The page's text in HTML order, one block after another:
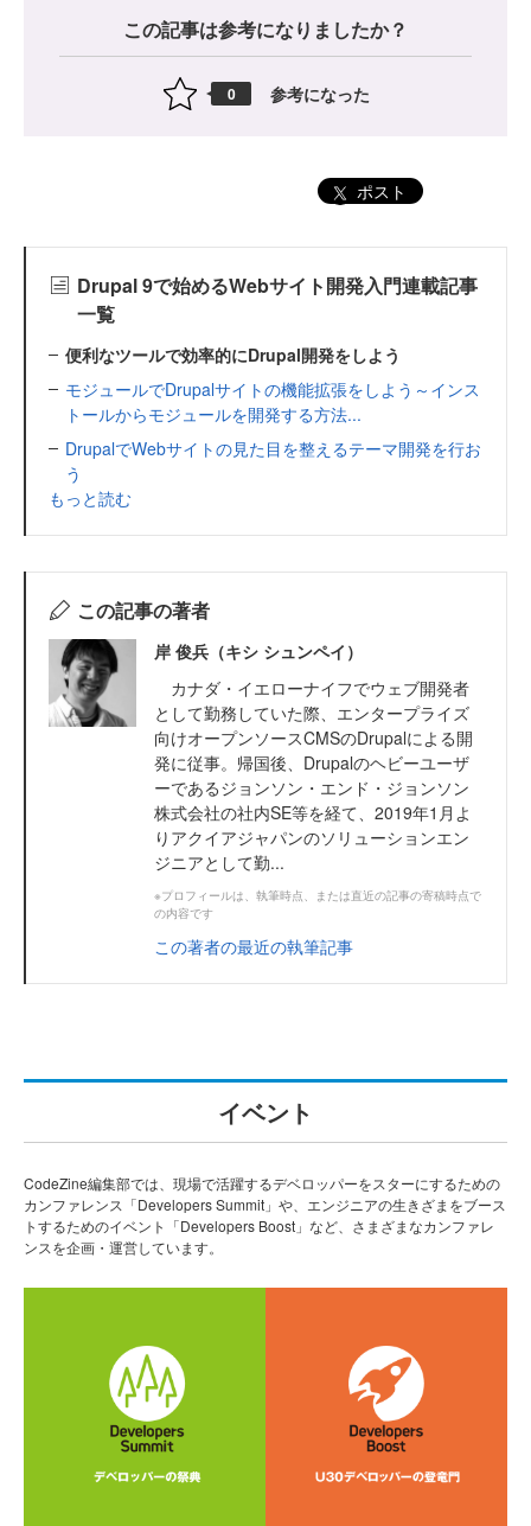
この記事は参考になりましたか？
0 参考になった
ポスト
Drupal 9で始めるWebサイト開発入門連載記事
一覧
便利なツールで効率的にDrupal開発をしよう
モジュールでDrupalサイトの機能拡張をしよう～インス
トールからモジュールを開発する方法...
DrupalでWebサイトの見た目を整えるテーマ開発を行お
う
もっと読む
この記事の著者
岸 俊兵（キシ シュンペイ）
カナダ・イエローナイフでウェブ開発者
として勤務していた際、エンタープライズ
向けオープンソースCMSのDrupalによる開
発に従事。帰国後、Drupalのヘビーユーザ
ーであるジョンソン・エンド・ジョンソン
株式会社の社内SE等を経て、2019年1月よ
りアクイアジャパンのソリューションエン
ジニアとして勤...
※プロフィールは、執筆時点、または直近の記事の寄稿時点で
の内容です
この著者の最近の執筆記事
イベント
CodeZine編集部では、現場で活躍するデベロッパーをスターにするための
カンファレンス「Developers Summit」や、エンジニアの生きざまをブース
トするためのイベント「Developers Boost」など、さまざまなカンファレ
ンスを企画・運営しています。